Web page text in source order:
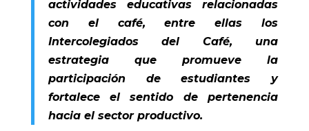
actividades educativas relacionadas
con el café, entre ellas los
Intercolegiados del Café, una
estrategia que promueve la
participación de estudiantes y
fortalece el sentido de pertenencia
hacia el sector productivo.